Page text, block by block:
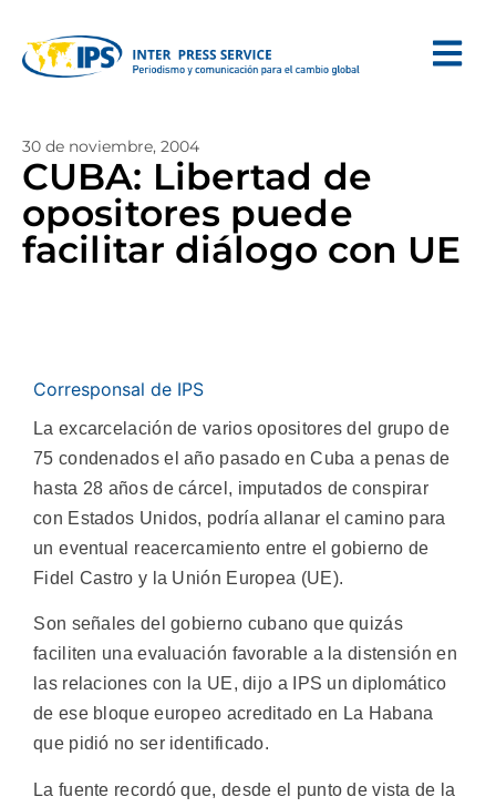
30 de noviembre, 2004
CUBA: Libertad de
opositores puede
facilitar diálogo con UE
Corresponsal de IPS
La excarcelación de varios opositores del grupo de
75 condenados el año pasado en Cuba a penas de
hasta 28 años de cárcel, imputados de conspirar
con Estados Unidos, podría allanar el camino para
un eventual reacercamiento entre el gobierno de
Fidel Castro y la Unión Europea (UE).
Son señales del gobierno cubano que quizás
faciliten una evaluación favorable a la distensión en
las relaciones con la UE, dijo a IPS un diplomático
de ese bloque europeo acreditado en La Habana
que pidió no ser identificado.
La fuente recordó que, desde el punto de vista de la